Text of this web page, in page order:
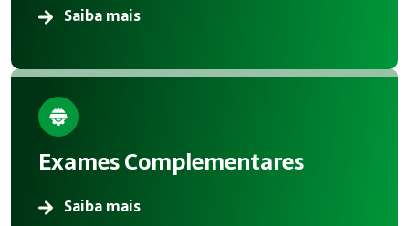
Saiba mais
Exames Complementares
Saiba mais